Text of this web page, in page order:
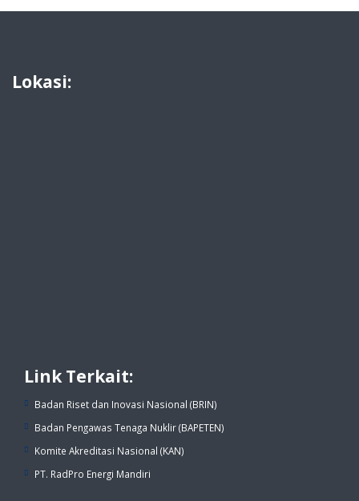
Lokasi:
Link Terkait:
Badan Riset dan Inovasi Nasional (BRIN)
Badan Pengawas Tenaga Nuklir (BAPETEN)
Komite Akreditasi Nasional (KAN)
PT. RadPro Energi Mandiri